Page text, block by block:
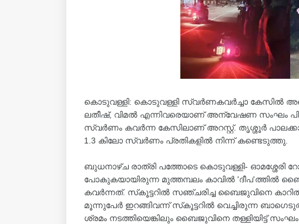
കൊടുവള്ളി: കൊടുവള്ളി സ്വർണകവർച്ചാ കേസിൽ
ലതീഷ്, വിമൽ എന്നിവരെയാണ് അന്വേഷണ സംഘം
സ്വർണം കവർന്ന കേസിലാണ് അറസ്റ്റ്. തൃശ്ശൂർ
1.3 കിലോ സ്വർണം പ്രതികളിൽ നിന്ന് കണ്ടെടുത്തു.
ബുധനാഴ്ച രാത്രി പത്തോടെ കൊടുവള്ളി- ഓമശ്ശേരി
പോകുകയായിരുന്ന മുത്തമ്പലം കാവിൽ 'ദീപ'ത്തിൽ
കവർന്നത്. സ്‌കൂട്ടറിൽ സഞ്ചരിച്ച ബൈജുവിനെ കാറിൽ
മൂന്നുപേർ ഇറങ്ങിവന്ന് സ്‌കൂട്ടറിൽ വെച്ചിരുന്ന
ശ്രമം നടത്തിയെങ്കിലും ബൈജുവിനെ തള്ളിയിട്ട്